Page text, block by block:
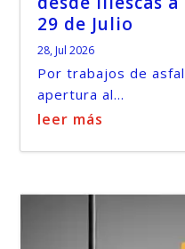
29 de Julio
28, Jul 2026
Por trabajos de
apertura al...
leer más